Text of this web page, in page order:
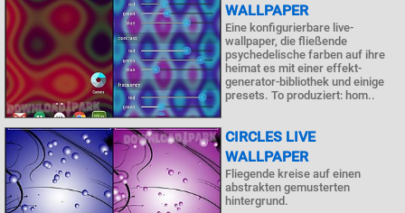
WALLPAPER
Eine konfigurierbare live-
wallpaper, die fließende
psychedelische farben auf ihre
heimat es mit einer effekt-
generator-bibliothek und einige
presets. To produziert: hom..
CIRCLES LIVE
WALLPAPER
Fliegende kreise auf einen
abstrakten gemusterten
hintergrund.